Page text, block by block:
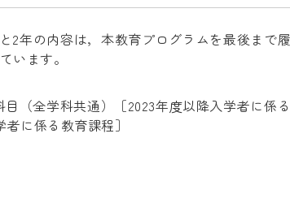
2年の内容は，本教育プログラムを最後まで
います。
（全学科共通）［2023年度以降入学者に係
に係る教育課程］